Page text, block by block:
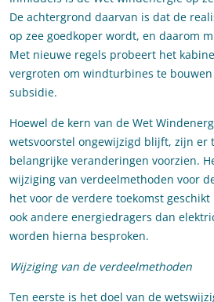
De achtergrond daarvan is dat de
op zee goedkoper wordt, en daarom
Met nieuwe regels probeert het
vergroten om windturbines te
subsidie.
Hoewel de kern van de Wet
wetsvoorstel ongewijzigd blijft, zijn er
belangrijke veranderingen voorzien.
wijziging van verdeelmethoden voor
het voor de verdere toekomst
ook andere energiedragers dan
worden hierna besproken.
Wijziging van de verdeelmethoden
Ten eerste is het doel van de